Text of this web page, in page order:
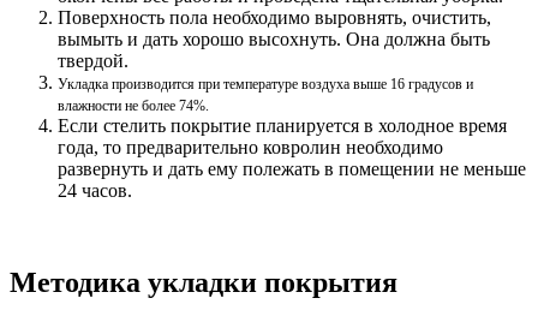
Поверхность пола необходимо выровнять, очистить,
вымыть и дать хорошо высохнуть. Она должна быть
твердой.
Укладка производится при температуре воздуха выше 16 градусов и
влажности не более 74%.
Если стелить покрытие планируется в холодное время
года, то предварительно ковролин необходимо
развернуть и дать ему полежать в помещении не меньше
24 часов.
Методика укладки покрытия